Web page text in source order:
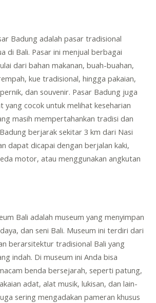
Badung adalah pasar tradisional
di Bali. Pasar ini menjual berbagai
dari bahan makanan, buah-buahan,
kue tradisional, hingga pakaian,
dan souvenir. Pasar Badung juga
yang cocok untuk melihat keseharian
masih mempertahankan tradisi dan
berjarak sekitar 3 km dari Nasi
dapat dicapai dengan berjalan kaki,
motor, atau menggunakan angkutan
Bali adalah museum yang menyimpan
dan seni Bali. Museum ini terdiri dari
berarsitektur tradisional Bali yang
indah. Di museum ini Anda bisa
benda bersejarah, seperti patung,
adat, alat musik, lukisan, dan lain-
sering mengadakan pameran khusus